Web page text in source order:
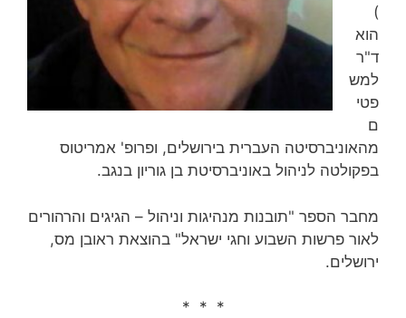
)
הוא
ד"ר
למש
פטי
ם
מהאוניברסיטה העברית בירושלים, ופרופ' אמריטוס
בפקולטה לניהול באוניברסיטת בן גוריון בנגב.
מחבר הספר "תובנות מנהיגות וניהול – הגיגים והרהורים
לאור פרשות השבוע וחגי ישראל" בהוצאת ראובן מס,
ירושלים.
* * *